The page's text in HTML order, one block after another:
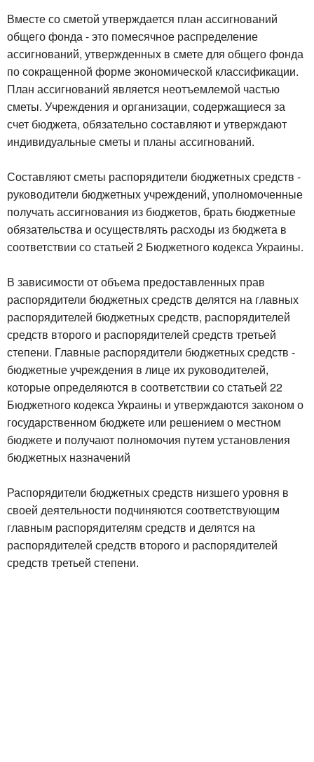
Вместе со сметой утверждается план ассигнований
общего фонда - это помесячное распределение
ассигнований, утвержденных в смете для общего фонда
по сокращенной форме экономической классификации.
План ассигнований является неотъемлемой частью
сметы. Учреждения и организации, содержащиеся за
счет бюджета, обязательно составляют и утверждают
индивидуальные сметы и планы ассигнований.
Составляют сметы распорядители бюджетных средств -
руководители бюджетных учреждений, уполномоченные
получать ассигнования из бюджетов, брать бюджетные
обязательства и осуществлять расходы из бюджета в
соответствии со статьей 2 Бюджетного кодекса Украины.
В зависимости от объема предоставленных прав
распорядители бюджетных средств делятся на главных
распорядителей бюджетных средств, распорядителей
средств второго и распорядителей средств третьей
степени. Главные распорядители бюджетных средств -
бюджетные учреждения в лице их руководителей,
которые определяются в соответствии со статьей 22
Бюджетного кодекса Украины и утверждаются законом о
государственном бюджете или решением о местном
бюджете и получают полномочия путем установления
бюджетных назначений
Распорядители бюджетных средств низшего уровня в
своей деятельности подчиняются соответствующим
главным распорядителям средств и делятся на
распорядителей средств второго и распорядителей
средств третьей степени.